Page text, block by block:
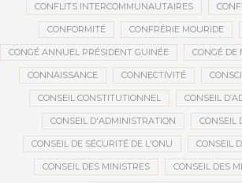
CONFLITS INTERCOMMUNAUTAIRES
CONFORMITÉ CONFRÉRIE MOURIDE
CONGÉ ANNUEL PRÉSIDENT GUINÉE CONGÉ
CONNAISSANCE CONNECTIVITÉ
CONSEIL CONSTITUTIONNEL CONSEIL
CONSEIL D'ADMINISTRATION CONSEIL
CONSEIL DE SÉCURITÉ DE L'ONU CONSEIL
CONSEIL DES MINISTRES CONSEIL DES